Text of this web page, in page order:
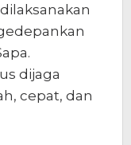
dijaga
cepat, dan